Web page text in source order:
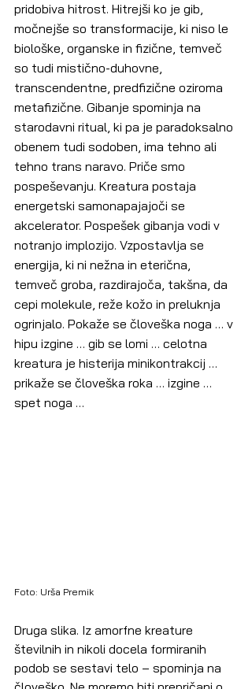
pridobiva hitrost. Hitrejši ko je gib,
močnejše so transformacije, ki niso le
biološke, organske in fizične, temveč
so tudi mistično-duhovne,
transcendentne, predfizične oziroma
metafizične. Gibanje spominja na
starodavni ritual, ki pa je paradoksalno
obenem tudi sodoben, ima tehno ali
tehno trans naravo. Priče smo
pospeševanju. Kreatura postaja
energetski samonapajajoči se
akcelerator. Pospešek gibanja vodi v
notranjo implozijo. Vzpostavlja se
energija, ki ni nežna in eterična,
temveč groba, razdirajoča, takšna, da
cepi molekule, reže kožo in preluknja
ogrinjalo. Pokaže se človeška noga … v
hipu izgine … gib se lomi … celotna
kreatura je histerija minikontrakcij …
prikaže se človeška roka … izgine …
spet noga …
Foto: Urša Premik
Druga slika. Iz amorfne kreature
številnih in nikoli docela formiranih
podob se sestavi telo – spominja na